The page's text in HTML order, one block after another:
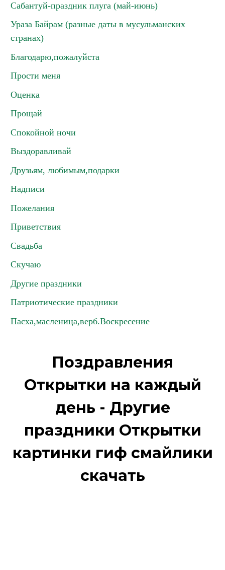
Сабантуй-праздник плуга (май-июнь)
Ураза Байрам (разные даты в мусульманских
странах)
Благодарю,пожалуйста
Прости меня
Оценка
Прощай
Спокойной ночи
Выздоравливай
Друзьям, любимым,подарки
Надписи
Пожелания
Приветствия
Свадьба
Скучаю
Другие праздники
Патриотические праздники
Пасха,масленица,верб.Воскресение
Поздравления
Открытки на каждый
день - Другие
праздники Открытки
картинки гиф смайлики
скачать